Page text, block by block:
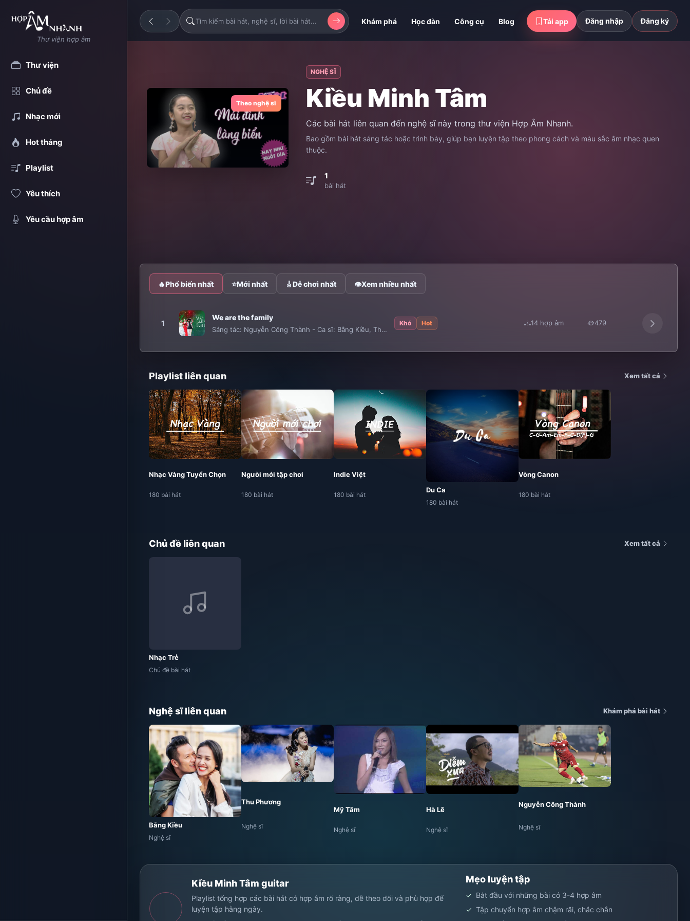
Thư viện hợp âm
Thư viện
Chủ đề
Nhạc mới
Hot tháng
Playlist
Yêu thích
Yêu cầu hợp âm
Khám phá Học đàn Công cụ Blog Tải app Đăng nhập Đăng ký
Theo nghệ sĩ
NGHỆ SĨ
Kiều Minh Tâm
Các bài hát liên quan đến nghệ sĩ này trong thư viện Hợp Âm Nhanh.
Bao gồm bài hát sáng tác hoặc trình bày, giúp bạn luyện tập theo phong cách và màu sắc âm nhạc quen
thuộc.
1
bài hát
🔥Phổ biến nhất ⭐Mới nhất 🎸Dễ chơi nhất 👁Xem nhiều nhất
1
We are the family
Sáng tác: Nguyễn Công Thành - Ca sĩ: Bằng Kiều Thu Phương ,Mỹ Tâm
Khó Hot 14 hợp âm 479
Playlist liên quan Xem tất cả
Nhạc Vàng Tuyển Chọn
180 bài hát
Người mới tập chơi
180 bài hát
Indie Việt
180 bài hát
Du Ca
180 bài hát
Vòng Canon
180 bài hát
Chủ đề liên quan Xem tất cả
Nhạc Trẻ
Chủ đề bài hát
Nghệ sĩ liên quan Khám phá bài hát
Bằng Kiều
Nghệ sĩ
Thu Phương
Nghệ sĩ
Mỹ Tâm
Nghệ sĩ
Hà Lê
Nghệ sĩ
Nguyễn Công Thành
Nghệ sĩ
Kiều Minh Tâm guitar
Playlist tổng hợp các bài hát có hợp âm rõ ràng, dễ theo dõi và phù hợp để
luyện tập hằng ngày.
Mẹo luyện tập
Bắt đầu với những bài có 3-4 hợp âm
Tập chuyển hợp âm chậm rãi, chắc chắn